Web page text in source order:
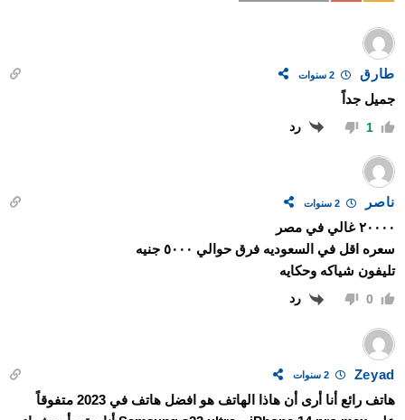
طارق
جميل جداً
1 رد
ناصر
٢٠٠٠٠ غالي في مصر
سعره اقل في السعوديه فرق حوالي ٥٠٠٠ جنيه
تليفون شياكه وحكايه
0 رد
Zeyad 2 سنوات
هاتف رائع أنا أرى أن هاذا الهاتف هو افضل هاتف في 2023 متفوقاً